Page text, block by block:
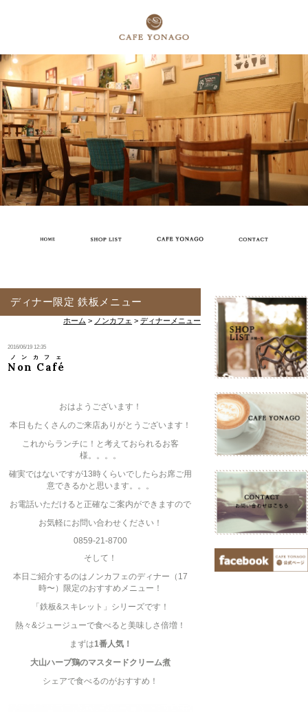
ディナー限定 鉄板メニュー
ホーム > ノンカフェ >ディナーメニュー
2016/06/19 12:35
Non Café
ノンカフェ
おはようございます！
本日もたくさんのご来店ありがとうございます！
これからランチに！と考えておられるお客
様。。。。
確実ではないですが13時くらいでしたらお席ご用
意できるかと思います。。。
お電話いただけると正確なご案内ができますので
お気軽にお問い合わせください！
0859-21-8700
そして！
本日ご紹介するのはノンカフェのディナー（17
時〜）限定のおすすめメニュー！
「鉄板&スキレット」シリーズです！
熱々&ジュージューで食べると美味しさ倍増！
まずは1番人気！
大山ハーブ鶏のマスタードクリーム煮
シェアで食べるのがおすすめ！